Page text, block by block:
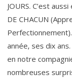
JOURS. C’est
DE CHACUN
année, ses dix
en notre
nombreuses